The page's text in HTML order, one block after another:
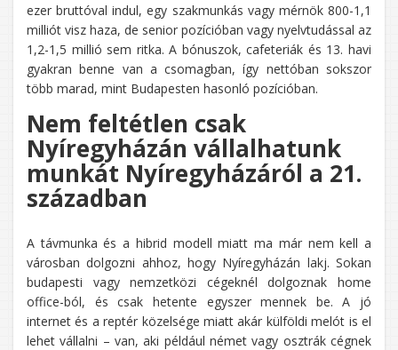
ezer bruttóval indul, egy szakmunkás vagy mérnök 800-1,1
milliót visz haza, de senior pozícióban vagy nyelvtudással az
1,2-1,5 millió sem ritka. A bónuszok, cafeteriák és 13. havi
gyakran benne van a csomagban, így nettóban sokszor
több marad, mint Budapesten hasonló pozícióban.
Nem feltétlen csak
Nyíregyházán vállalhatunk
munkát Nyíregyházáról a 21.
században
A távmunka és a hibrid modell miatt ma már nem kell a
városban dolgozni ahhoz, hogy Nyíregyházán lakj. Sokan
budapesti vagy nemzetközi cégeknél dolgoznak home
office-ból, és csak hetente egyszer mennek be. A jó
internet és a reptér közelsége miatt akár külföldi melót is el
lehet vállalni – van, aki például német vagy osztrák cégnek